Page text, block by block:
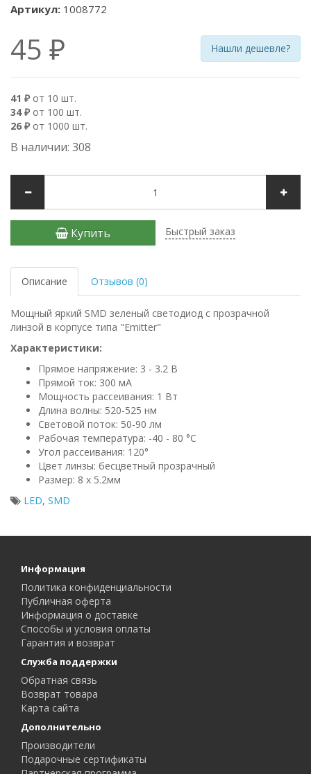
Артикул: 1008772
45 ₽ Нашли дешевле?
41 ₽ от 10 шт.
34 ₽ от 100 шт.
26 ₽ от 1000 шт.
В наличии: 308
Купить Быстрый заказ
Описание Отзывов (0)
Мощный яркий SMD зеленый светодиод с прозрачной
линзой в корпусе типа "Emitter"
Характеристики:
Прямое напряжение: 3 - 3.2 В
Прямой ток: 300 мА
Мощность рассеивания: 1 Вт
Длина волны: 520-525 нм
Световой поток: 50-90 лм
Рабочая температура: -40 - 80 °С
Угол рассеивания: 120°
Цвет линзы: бесцветный прозрачный
Размер: 8 х 5.2мм
LED, SMD
Информация
Политика конфиденциальности
Публичная оферта
Информация о доставке
Способы и условия оплаты
Гарантия и возврат
Служба поддержки
Обратная связь
Возврат товара
Карта сайта
Дополнительно
Производители
Подарочные сертификаты